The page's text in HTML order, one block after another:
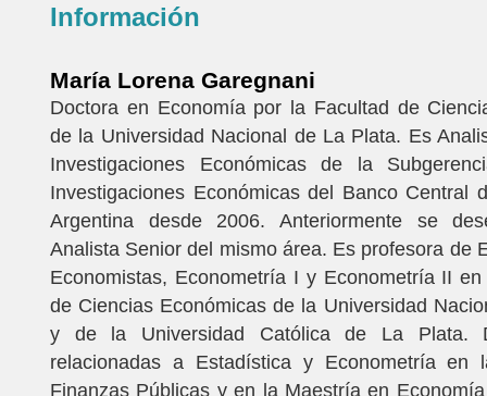
Información
María Lorena Garegnani
Doctora en Economía por la Facultad de
de la Universidad Nacional de La Plata. Es
Investigaciones Económicas de la
Investigaciones Económicas del Banco Central
Argentina desde 2006. Anteriormente se
Analista Senior del mismo área. Es profesora de
Economistas, Econometría I y Econometría II
de Ciencias Económicas de la Universidad
y de la Universidad Católica de La Plata.
relacionadas a Estadística y Econometría en
Finanzas Públicas y en la Maestría en